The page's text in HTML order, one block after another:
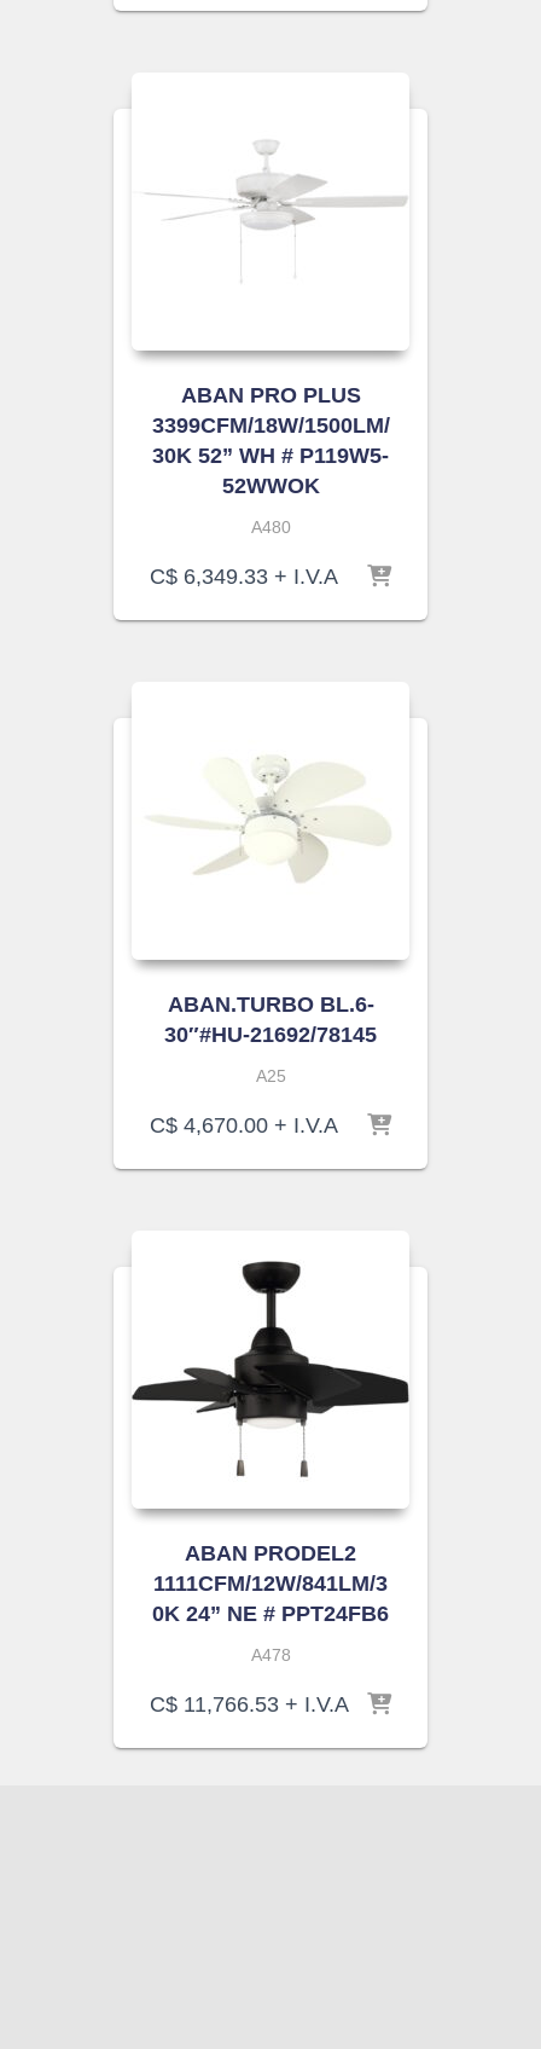
ABAN PRO PLUS
3399CFM/18W/1500LM/
30K 52” WH # P119W5-
52WWOK
A480
C$ 6,349.33 + I.V.A
ABAN.TURBO BL.6-
30″#HU-21692/78145
A25
C$ 4,670.00 + I.V.A
ABAN PRODEL2
1111CFM/12W/841LM/3
0K 24” NE # PPT24FB6
A478
C$ 11,766.53 + I.V.A